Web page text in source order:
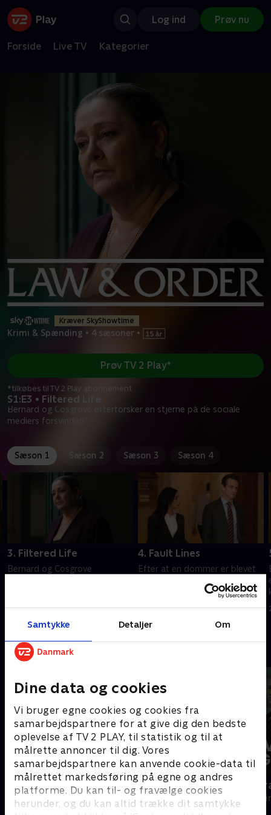
Samtykke Detaljer Om
Dine data og cookies
Vi bruger egne cookies og cookies fra
samarbejdspartnere for at give dig den bedste
oplevelse af TV 2 PLAY, til statistik og til at
målrette annoncer til dig. Vores
samarbejdspartnere kan anvende cookie-data til
målrettet markedsføring på egne og andres
platforme. Du kan til- og fravælge cookies
herunder, og du kan altid trække dit samtykke
Log ind Prøv nu
Forside Live TV Kategorier
Kræver SkyShowtime
Krimi & Spænding • 4 sæsoner •
S1:E3 • Filtered Life
Bernard og Cosgrove efterforsker en stjerne på de sociale
mediers forsvinden
Prøv TV 2 Play*
*tilkøbes til TV 2 Play abonnement
Sæson 1 Sæson 2 Sæson 3 Sæson 4
3. Filtered Life
Bernard og Cosgrove
20. september 2022 • 40 min
4. Fault Lines
Efter at en dommer er blevet
Cosgrove i de mange klager
20. september 2022 • 40 min
Andre så også
Mord på Mallorca
Krimi & Spænding • 2 sæsoner
Livsfarlig
Krimi &